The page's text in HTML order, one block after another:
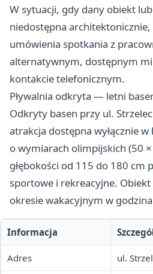
W sytuacji, gdy dany obiekt
niedostępna
umówienia spotkania z
alternatywnym, dostępnym
kontakcie telefonicznym.
Pływalnia odkryta — letni
Odkryty basen przy ul.
atrakcja dostępna wyłącznie
o wymiarach olimpijskich (50
głębokości od 115 do 180 cm
sportowe i rekreacyjne. Obiekt
okresie wakacyjnym w
Informacja
Adres ul.